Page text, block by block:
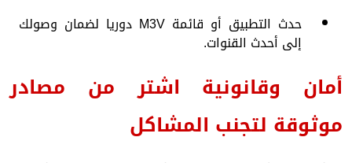
حدث التطبيق أو قائمة M3V دوريا لضمان وصولك
إلى أحدث القنوات.
أمان وقانونية اشتر من مصادر
موثوقة لتجنب المشاكل